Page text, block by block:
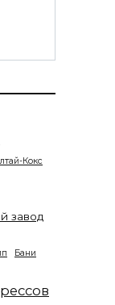
Кокс
завод
Бани